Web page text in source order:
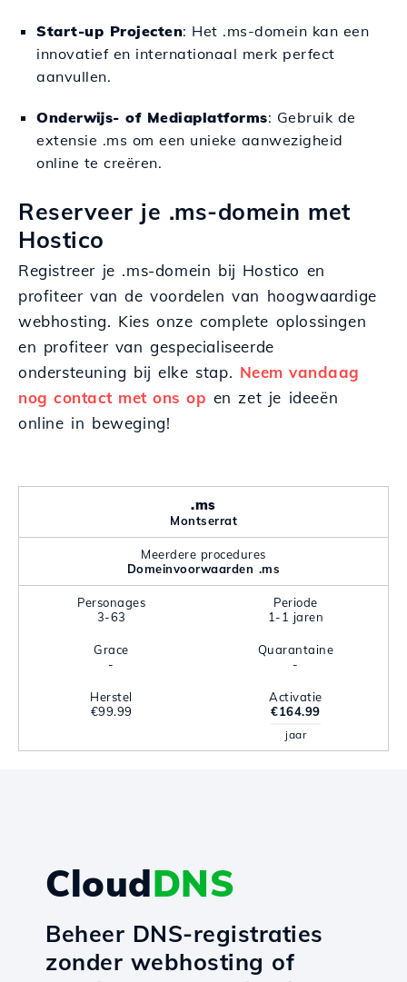
Start-up Projecten: Het .ms-domein kan een
innovatief en internationaal merk perfect
aanvullen.
Onderwijs- of Mediaplatforms: Gebruik de
extensie .ms om een unieke aanwezigheid
online te creëren.
Reserveer je .ms-domein met
Hostico
Registreer je .ms-domein bij Hostico en
profiteer van de voordelen van hoogwaardige
webhosting. Kies onze complete oplossingen
en profiteer van gespecialiseerde
ondersteuning bij elke stap. Neem vandaag
nog contact met ons op en zet je ideeën
online in beweging!
.ms
Montserrat
Meerdere procedures
Domeinvoorwaarden .ms
Personages
3-63
Periode
1-1 jaren
Grace
-
Quarantaine
-
Herstel
€99.99
Activatie
€164.99
jaar
CloudDNS
Beheer DNS-registraties
zonder webhosting of